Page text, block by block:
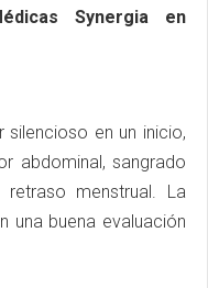
Synergia en
en un inicio,
abdominal, sangrado
menstrual. La
una buena evaluación